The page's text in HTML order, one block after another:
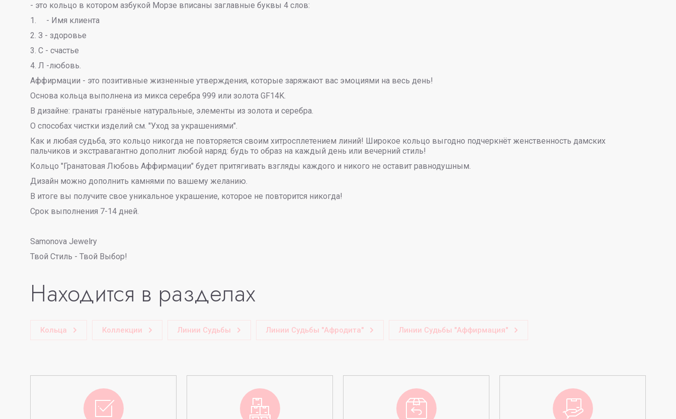
- это кольцо в котором азбукой Морзе вписаны заглавные буквы 4 слов:
1. - Имя клиента
2. З - здоровье
3. С - счастье
4. Л -любовь.
Аффирмации - это позитивные жизненные утверждения, которые заряжают вас эмоциями на весь день!
Основа кольца выполнена из микса серебра 999 или золота GF14K.
В дизайне: гранаты гранёные натуральные, элементы из золота и серебра.
О способах чистки изделий см. "Уход за украшениями".
Как и любая судьба, это кольцо никогда не повторяется своим хитросплетением линий! Широкое кольцо выгодно подчеркнёт женственность дамских
пальчиков и экстравагантно дополнит любой наряд: будь то образ на каждый день или вечерний стиль!
Кольцо "Гранатовая Любовь Аффирмации" будет притягивать взгляды каждого и никого не оставит равнодушным.
Дизайн можно дополнить камнями по вашему желанию.
В итоге вы получите свое уникальное украшение, которое не повторится никогда!
Срок выполнения 7-14 дней.
Samonova Jewelry
Твой Стиль - Твой Выбор!
Находится в разделах
Кольца Коллекции Линии Судьбы Линии Судьбы "Афродита" Линии Судьбы "Аффирмация"